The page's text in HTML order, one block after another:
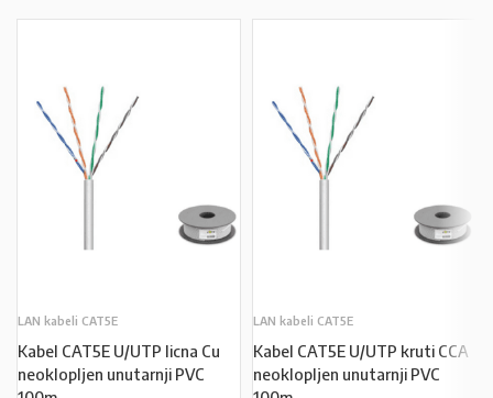
LAN kabeli CAT5E
Kabel CAT5E U/UTP licna Cu
neoklopljen unutarnji PVC
LAN kabeli CAT5E
Kabel CAT5E U/UTP kruti CCA
neoklopljen unutarnji PVC